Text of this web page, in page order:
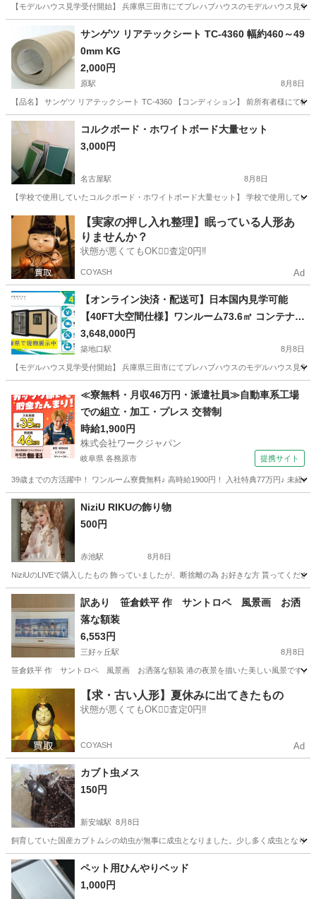
大開口ガラスによる開放的空間 高耐久鋼構造 省エ
ネ断熱パネル採用 住宅・別荘・店舗・事務所・民
泊施設対応 キッチン・浴室・トイレ設置可能 フル
カスタム対応 間取り変更可能 短納期施工 全国配
送対応 工場生産による高品質施工 長期利用可能
木目調外観と白色フレームが調和した高級感あふ
れる次世代モジュールハウス
【モデルハウス見学受付開始】 兵庫県三田市にてプレハブハウスのモデルハウス見
築地口駅 その他 住宅
サンゲツ リアテックシート TC-4360 幅約460～49
0mm KG
2,000円
原駅 8月8日
【品名】 サンゲツ リアテックシート TC-4360 【コンディション】 前所有者様にて
愛知 名古屋市 原駅 その他
コルクボード・ホワイトボード大量セット
3,000円
名古屋駅 8月8日
【学校で使用していたコルクボード・ホワイトボード大量セット】 学校で使用して
愛知 名古屋市 名古屋駅 その他
【実家の押し入れ整理】眠っている人形あ
りませんか？
状態が悪くてもOK🙆‍♀️査定0円‼️
COYASH Ad
【オンライン決済・配送可】日本国内見学可能
【40FT大空間仕様】ワンルーム73.6㎡ コンテナユ
ニットプレハブハウス 事務所・仮設住宅・店舗・
職員寮対応 高度カスタム可能 高品質断熱仕様 半
日設置可能 移動可能 モジュールハウス 高耐久鋼
構造 省エネ設計 長期利用対応 工場生産による安
定品質 キッチン・浴室・トイレ設置可能 オフィ
ス・宿泊施設・休憩所・展示場・研修施設対応 間
取り変更対応 フルオーダーメイド可能 全国配送対
応 短納期施工 快適な居住性と優れた機能性を兼ね
3,648,000円
築地口駅 8月8日
【モデルハウス見学受付開始】 兵庫県三田市にてプレハブハウスのモデルハウス見
築地口駅 その他 仮設住宅
≪寮無料・月収46万円・派遣社員≫自動車系工場
での組立・加工・プレス 交替制
時給1,900円
株式会社ワークジャパン
岐阜県 各務原市 提携サイト
39歳までの方活躍中！ ワンルーム寮費無料♪ 高時給1900円！ 入社特典77万円♪ 未経
岐阜 各務原市 NiziU RIKUの飾り物
500円
赤池駅 8月8日
NiziUのLIVEで購入したもの 飾っていましたが、断捨離の為 お好きな方 貰ってください
愛知 日進市 赤池駅 その他 飾り物
訳あり 笹倉鉄平 作 サントロペ 風景画 お洒
落な額装
6,553円
三好ヶ丘駅 8月8日
笹倉鉄平 作 サントロペ 風景画 お洒落な額装 港の夜景を描いた美しい風景です。
三好ヶ丘駅 その他
【求・古い人形】夏休みに出てきたもの
状態が悪くてもOK🙆‍♀️査定0円‼️
COYASH Ad
カブト虫メス
150円
新安城駅 8月8日
飼育していた国産カブトムシの幼虫が無事に成虫となりました。少し多く成虫となり
愛知 安城市 新安城駅 その他 カブト虫
ペット用ひんやりベッド
1,000円